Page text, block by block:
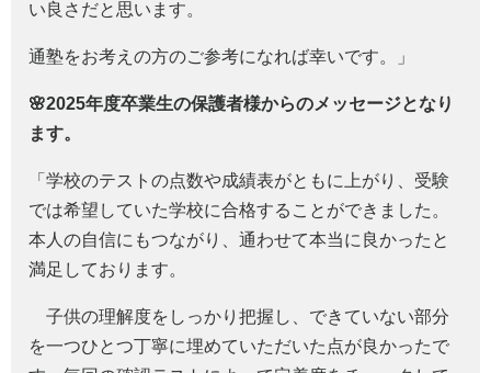
い良さだと思います。
通塾をお考えの方のご参考になれば幸いです。」
🌸2025年度卒業生の保護者様からのメッセージとなり
ます。
「学校のテストの点数や成績表がともに上がり、受験
では希望していた学校に合格することができました。
本人の自信にもつながり、通わせて本当に良かったと
満足しております。
子供の理解度をしっかり把握し、できていない部分
を一つひとつ丁寧に埋めていただいた点が良かったで